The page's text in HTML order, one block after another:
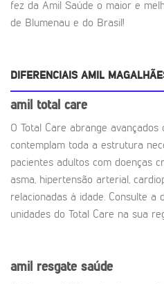
fez da Amil Saúde o maior e
de Blumenau e do Brasil!
DIFERENCIAIS AMIL
amil total care
O Total Care abrange avançados
contemplam toda a estrutura
pacientes adultos com doenças
asma, hipertensão arterial,
relacionadas à idade. Consulte a
unidades do Total Care na sua
amil resgate saúde